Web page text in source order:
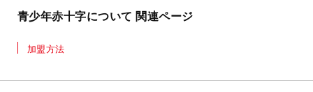
青少年赤十字について 関連ページ
加盟方法